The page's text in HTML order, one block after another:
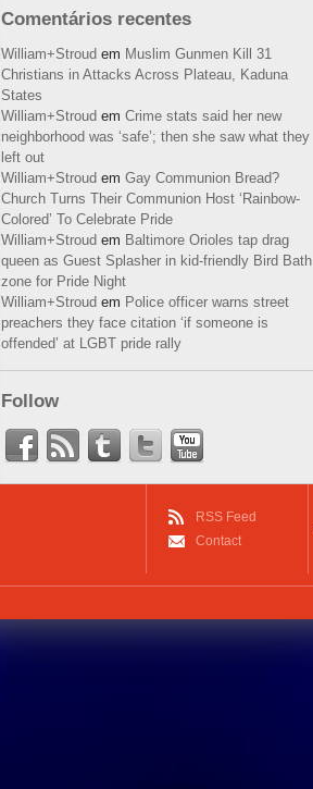
Comentários recentes
William+Stroud em Muslim Gunmen Kill 31
Christians in Attacks Across Plateau, Kaduna
States
William+Stroud em Crime stats said her new
neighborhood was ‘safe’; then she saw what they
left out
William+Stroud em Gay Communion Bread?
Church Turns Their Communion Host ‘Rainbow-
Colored’ To Celebrate Pride
William+Stroud em Baltimore Orioles tap drag
queen as Guest Splasher in kid-friendly Bird Bath
zone for Pride Night
William+Stroud em Police officer warns street
preachers they face citation ‘if someone is
offended’ at LGBT pride rally
Follow
RSS Feed
Contact